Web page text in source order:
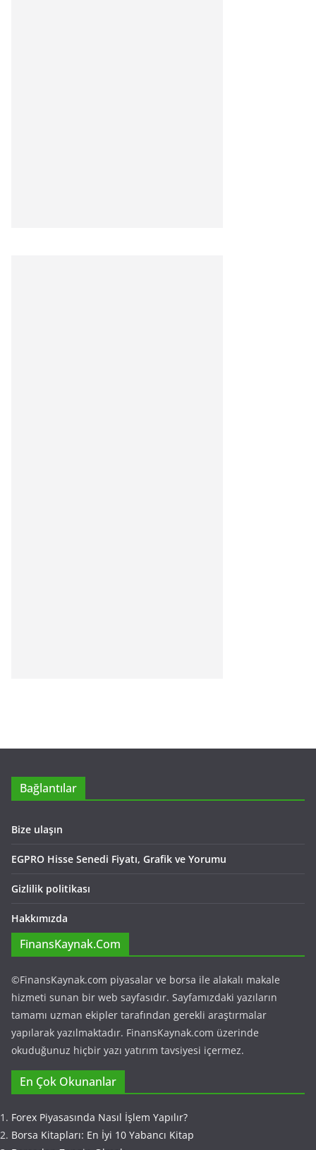
Bağlantılar
Bize ulaşın
EGPRO Hisse Senedi Fiyatı, Grafik ve Yorumu
Gizlilik politikası
Hakkımızda
FinansKaynak.Com
©FinansKaynak.com piyasalar ve borsa ile alakalı makale
hizmeti sunan bir web sayfasıdır. Sayfamızdaki yazıların
tamamı uzman ekipler tarafından gerekli araştırmalar
yapılarak yazılmaktadır. FinansKaynak.com üzerinde
okuduğunuz hiçbir yazı yatırım tavsiyesi içermez.
En Çok Okunanlar
Forex Piyasasında Nasıl İşlem Yapılır?
Borsa Kitapları: En İyi 10 Yabancı Kitap